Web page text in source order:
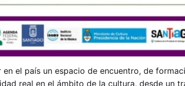
el país un espacio de encuentro, de
real en el ámbito de la cultura, desde un